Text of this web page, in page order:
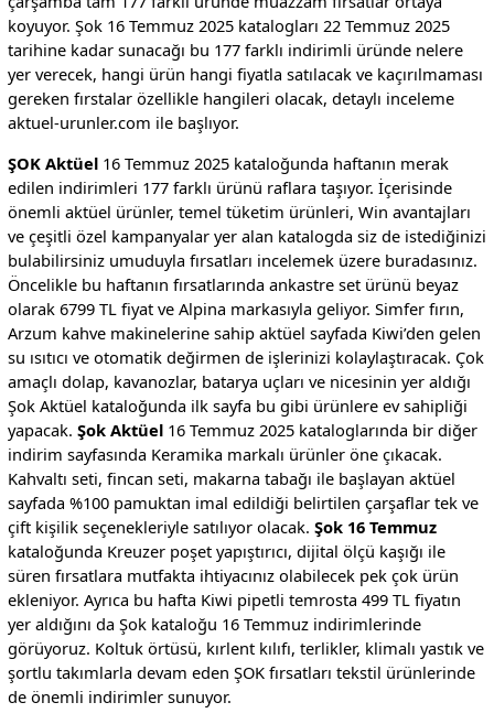
koyuyor. Şok 16 Temmuz 2025 katalogları 22 Temmuz 2025
tarihine kadar sunacağı bu 177 farklı indirimli üründe nelere
yer verecek, hangi ürün hangi fiyatla satılacak ve kaçırılmaması
gereken fırstalar özellikle hangileri olacak, detaylı inceleme
aktuel-urunler.com ile başlıyor.
ŞOK Aktüel16 Temmuz 2025 kataloğunda haftanın merak
edilen indirimleri 177 farklı ürünü raflara taşıyor. İçerisinde
önemli aktüel ürünler, temel tüketim ürünleri, Win avantajları
ve çeşitli özel kampanyalar yer alan katalogda siz de istediğinizi
bulabilirsiniz umuduyla fırsatları incelemek üzere buradasınız.
Öncelikle bu haftanın fırsatlarında ankastre set ürünü beyaz
olarak 6799 TL fiyat ve Alpina markasıyla geliyor. Simfer fırın,
Arzum kahve makinelerine sahip aktüel sayfada Kiwi’den gelen
su ısıtıcı ve otomatik değirmen de işlerinizi kolaylaştıracak. Çok
amaçlı dolap, kavanozlar, batarya uçları ve nicesinin yer aldığı
Şok Aktüel kataloğunda ilk sayfa bu gibi ürünlere ev sahipliği
yapacak. Şok Aktüel16 Temmuz 2025 kataloglarında bir diğer
indirim sayfasında Keramika markalı ürünler öne çıkacak.
Kahvaltı seti, fincan seti, makarna tabağı ile başlayan aktüel
sayfada %100 pamuktan imal edildiği belirtilen çarşaflar tek ve
çift kişilik seçenekleriyle satılıyor olacak. Şok 16 Temmuz
kataloğunda Kreuzer poşet yapıştırıcı, dijital ölçü kaşığı ile
süren fırsatlara mutfakta ihtiyacınız olabilecek pek çok ürün
ekleniyor. Ayrıca bu hafta Kiwi pipetli temrosta 499 TL fiyatın
yer aldığını da Şok kataloğu 16 Temmuz indirimlerinde
görüyoruz. Koltuk örtüsü, kırlent kılıfı, terlikler, klimalı yastık ve
şortlu takımlarla devam eden ŞOK fırsatları tekstil ürünlerinde
de önemli indirimler sunuyor.